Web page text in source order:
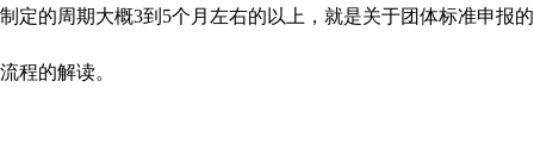
制定的周期大概3到5个月左右的以上，就是关于团体标准申报的
流程的解读。